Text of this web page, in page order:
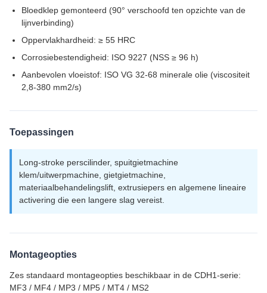
Bloedklep gemonteerd (90° verschoofd ten opzichte van de
lijnverbinding)
Oppervlakhardheid: ≥ 55 HRC
Corrosiebestendigheid: ISO 9227 (NSS ≥ 96 h)
Aanbevolen vloeistof: ISO VG 32-68 minerale olie (viscositeit
2,8-380 mm2/s)
Toepassingen
Long-stroke perscilinder, spuitgietmachine
klem/uitwerpmachine, gietgietmachine,
materiaalbehandelingslift, extrusiepers en algemene lineaire
activering die een langere slag vereist.
Montageopties
Zes standaard montageopties beschikbaar in de CDH1-serie:
MF3 / MF4 / MP3 / MP5 / MT4 / MS2